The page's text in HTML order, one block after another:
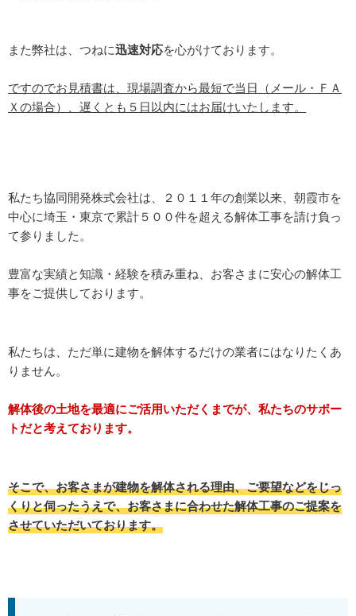
また弊社は、つねに迅速対応を心がけております。
ですのでお見積書は、現場調査から最短で当日（メール・ＦＡ
Ｘの場合）、遅くとも５日以内にはお届けいたします。
私たち協同開発株式会社は、２０１１年の創業以来、朝霞市を
中心に埼玉・東京で累計５００件を超える解体工事を請け負っ
て参りました。
豊富な実績と知識・経験を積み重ね、お客さまに安心の解体工
事をご提供しております。
私たちは、ただ単に建物を解体するだけの業者にはなりたくあ
りません。
解体後の土地を最適にご活用いただくまでが、私たちのサポー
トだと考えております。
そこで、お客さまが建物を解体される理由、ご要望などをじっ
くりと伺ったうえで、お客さまに合わせた解体工事のご提案を
させていただいております。